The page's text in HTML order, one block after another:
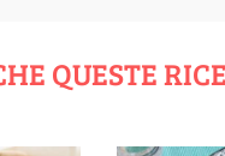
QUESTE